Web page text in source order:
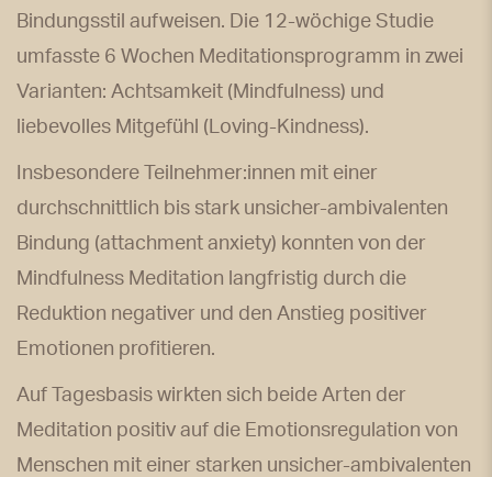
Bindungsstil aufweisen. Die 12-wöchige Studie
umfasste 6 Wochen Meditationsprogramm in zwei
Varianten: Achtsamkeit (Mindfulness) und
liebevolles Mitgefühl (Loving-Kindness).
Insbesondere Teilnehmer:innen mit einer
durchschnittlich bis stark unsicher-ambivalenten
Bindung (attachment anxiety) konnten von der
Mindfulness Meditation langfristig durch die
Reduktion negativer und den Anstieg positiver
Emotionen profitieren.
Auf Tagesbasis wirkten sich beide Arten der
Meditation positiv auf die Emotionsregulation von
Menschen mit einer starken unsicher-ambivalenten